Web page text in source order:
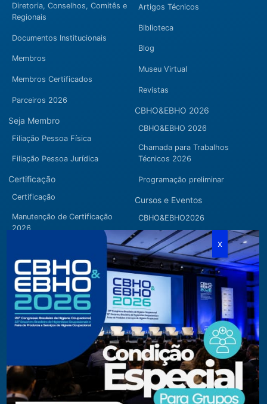
Diretoria, Conselhos, Comitês e
Regionais
Documentos Institucionais
Membros
Membros Certificados
Parceiros 2026
Seja Membro
Filiação Pessoa Física
Filiação Pessoa Jurídica
Certificação
Certificação
Manutenção de Certificação
2026
Artigos Técnicos
Biblioteca
Blog
Museu Virtual
Revistas
CBHO&EBHO 2026
CBHO&EBHO 2026
Chamada para Trabalhos
Técnicos 2026
Programação preliminar
Cursos e Eventos
CBHO&EBHO2026
Cursos Modulares
Eventos Apoiados
Eventos Regionais
Loja
Fone/Fax: